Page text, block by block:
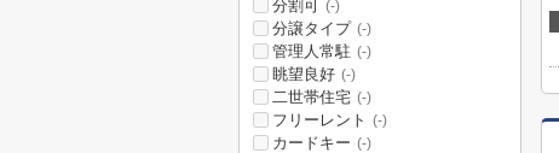
分割可 (-)
分譲タイプ (-)
管理人常駐 (-)
眺望良好 (-)
二世帯住宅 (-)
フリーレント (-)
カードキー (-)